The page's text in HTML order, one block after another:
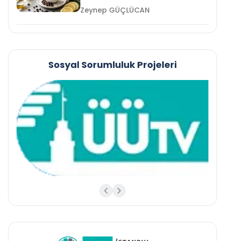
Zeynep GÜÇLÜCAN
Sosyal Sorumluluk Projeleri